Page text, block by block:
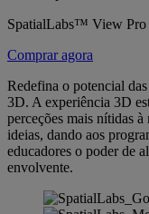
SpatialLabs™ View Pro
Comprar agora
Redefina o potencial
3D. A experiência 3D
perceções mais nítidas à
ideias, dando aos
educadores o poder de
envolvente.